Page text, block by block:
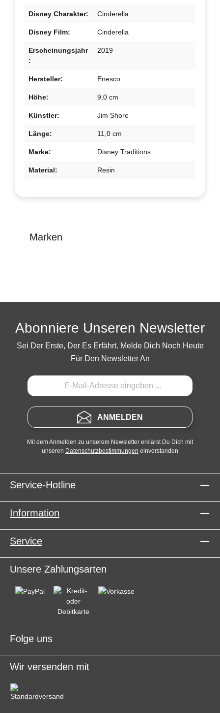
Disney Charakter: Cinderella
Disney Film: Cinderella
Erscheinungsjahr
:
2019
Hersteller: Enesco
Höhe: 9,0 cm
Künstler: Jim Shore
Länge: 11,0 cm
Marke: Disney Traditions
Material: Resin
Marken
Abonniere Unseren Newsletter
Sei Der Erste, Der Es Erfährt. Melde Dich Noch Heute
Für Den Newsletter An
ANMELDEN
Mit dem Anmelden zu unserem Newsletter erklärst Du Dich mit
unseren Datenschutzbestimmungen einverstanden
Service-Hotline
Information
Service
Unsere Zahlungsarten
Folge uns
Wir versenden mit